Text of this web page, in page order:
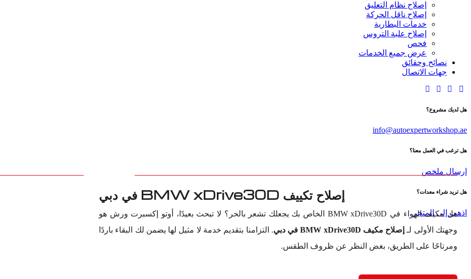
إصلاح نظام التعليق
إصلاح ناقل الحركة
خدمات البطارية
إصلاح علبة التروس
فحص
عرض جميع الخدمات
نصائح وحقائق
جهات الاتصال
هل لديك مشروع؟
info@autoexpertworkshop.ae
هل ترغب في العمل معنا؟
إرسال ملخص
هل تريد شراء معدات؟
اذهب إلى المتجر
إصلاح تكييف BMW xDrive30D في دبي
هل مكيف الهواء في BMW xDrive30D الخاص بك يجعلك تشعر بالحر؟ لا تبحث بعيدًا، أوتو إكسبرت ورش هو
وجهتك الأولى لـ إصلاح مكيف BMW xDrive30D في دبي
. التزامنا بتقديم خدمة لا مثيل لها يضمن لك البقاء باردًا
ومرتاحًا على الطريق، بغض النظر عن ظروف الطقس.